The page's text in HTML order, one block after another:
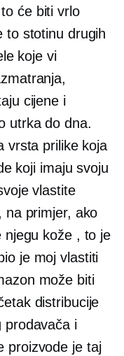
će biti vrlo
to stotinu drugih
koje vi
cijene i
utrka do dna.
vrsta prilike koja
koji imaju svoju
vlastite
na primjer, ako
njegu kože , to je
je moj vlastiti
može biti
distribucije
prodavača i
proizvode je taj